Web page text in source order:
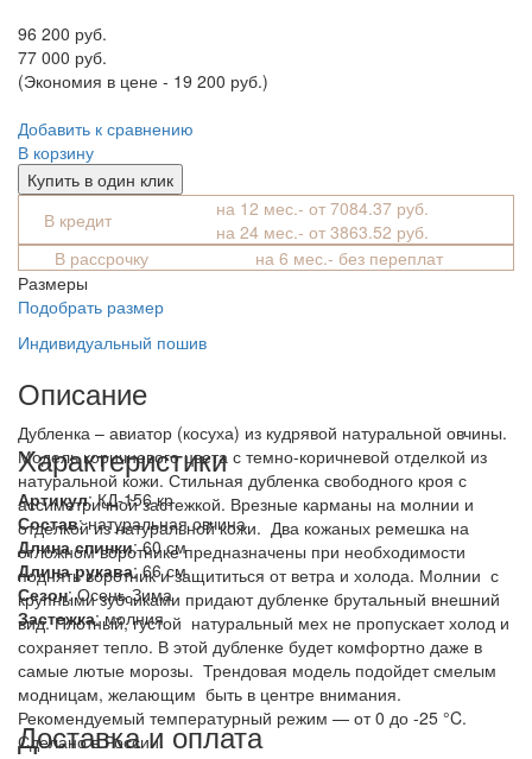
96 200 руб.
77 000 руб.
(Экономия в цене - 19 200 руб.)
Добавить к сравнению
В корзину
Купить в один клик
В кредит
на 12 мес.- от 7084.37 руб.
на 24 мес.- от 3863.52 руб.
В рассрочку
на 6 мес.- без переплат
Размеры
Подобрать размер
Индивидуальный пошив
Описание
Дубленка – авиатор (косуха) из кудрявой натуральной овчины.
Модель коричневого цвета с темно-коричневой отделкой из
натуральной кожи. Стильная дубленка свободного кроя с
ассиметричной застежкой. Врезные карманы на молнии и
отделкой из натуральной кожи. Два кожаных ремешка на
отложном воротнике предназначены при необходимости
поднять воротник и защититься от ветра и холода. Молнии с
крупными зубчиками придают дубленке брутальный внешний
вид. Плотный, густой натуральный мех не пропускает холод и
сохраняет тепло. В этой дубленке будет комфортно даже в
самые лютые морозы. Трендовая модель подойдет смелым
модницам, желающим быть в центре внимания.
Рекомендуемый температурный режим — от 0 до -25 °C.
Сделано в России.
Характеристики
Артикул: КД-156 кр
Состав:натуральная овчина
Длина спинки: 60 см
Длина рукава: 66 см
Сезон: Осень-Зима
Застежка: молния
Доставка и оплата